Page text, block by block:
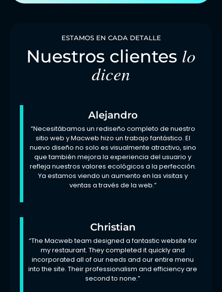
ESTAMOS EN CADA DETALLE
Nuestros clientes lo
dicen
Alejandro
“Necesitábamos un rediseño completo de nuestro
sitio web y Macweb hizo un trabajo fantástico. El
nuevo diseño no solo es visualmente atractivo, sino
que también mejora la experiencia del usuario y
refleja nuestros valores ecológicos a la perfección.
Ya estamos viendo un aumento en las visitas y
ventas a través de la web.”
Christian
“The Macweb team designed a fantastic website for
my restaurant. They completed it quickly and
incorporated all of our needs and our entire menu
into the site. Their professionalism and efficiency are
second to none.”